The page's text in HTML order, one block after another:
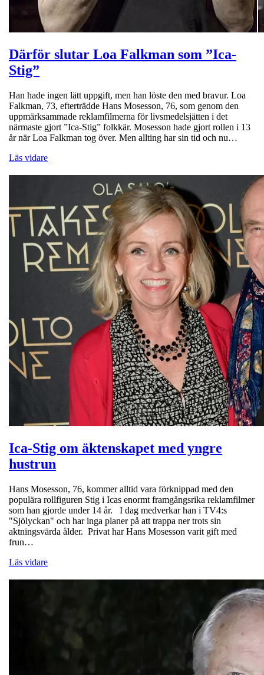
Därför slutar Loa Falkman som ”Ica-
Stig”
Han hade ingen lätt uppgift, men han löste den med bravur. Loa
Falkman, 73, efterträdde Hans Mosesson, 76, som genom den
uppmärksammade reklamfilmerna för livsmedelsjätten i det
närmaste gjort ”Ica-Stig” folkkär. Mosesson hade gjort rollen i 13
år när Loa Falkman tog över. Men allting har sin tid och nu…
Läs vidare
Ica-Stig om äktenskapet med yngre
hustrun
Hans Mosesson, 76, kommer alltid vara förknippad med den
populära rollfiguren Stig i Icas enormt framgångsrika reklamfilmer
som han gjorde under 14 år. I dag medverkar han i TV4:s
"Sjölyckan" och har inga planer på att trappa ner trots sin
aktningsvärda ålder. Privat har Hans Mosesson varit gift med
frun…
Läs vidare